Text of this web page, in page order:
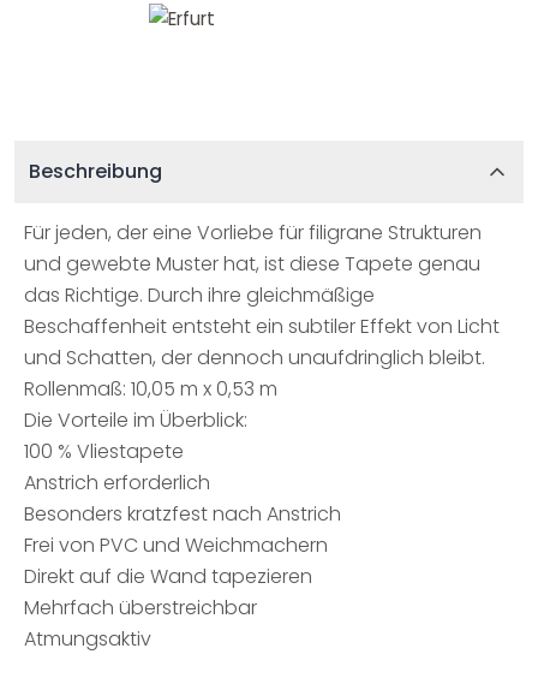
Beschreibung
Für jeden, der eine Vorliebe für filigrane Strukturen
und gewebte Muster hat, ist diese Tapete genau
das Richtige. Durch ihre gleichmäßige
Beschaffenheit entsteht ein subtiler Effekt von Licht
und Schatten, der dennoch unaufdringlich bleibt.
Rollenmaß: 10,05 m x 0,53 m
Die Vorteile im Überblick:
100 % Vliestapete
Anstrich erforderlich
Besonders kratzfest nach Anstrich
Frei von PVC und Weichmachern
Direkt auf die Wand tapezieren
Mehrfach überstreichbar
Atmungsaktiv